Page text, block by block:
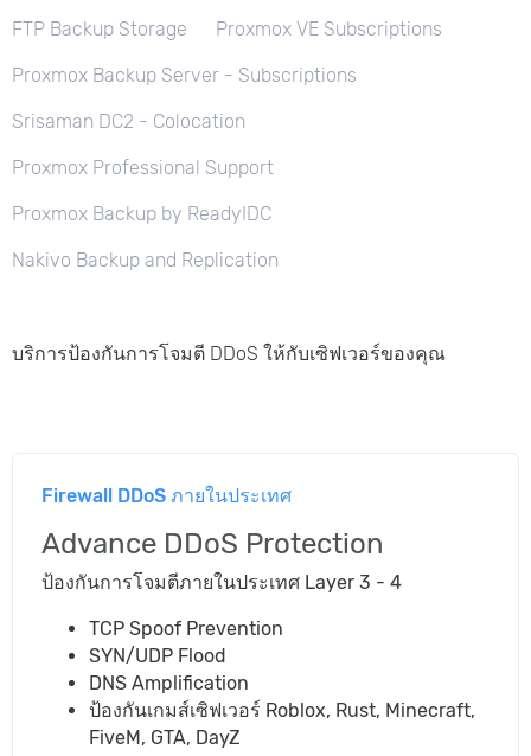
FTP Backup Storage Proxmox VE Subscriptions
Proxmox Backup Server - Subscriptions
Srisaman DC2 - Colocation
Proxmox Professional Support
Proxmox Backup by ReadyIDC
Nakivo Backup and Replication
บริการป้องกันการโจมตี DDoS ให้กับเซิฟเวอร์ของคุณ
Firewall DDoS ภายในประเทศ
Advance DDoS Protection
ป้องกันการโจมตีภายในประเทศ Layer 3 - 4
TCP Spoof Prevention
SYN/UDP Flood
DNS Amplification
ป้องกันเกมส์เซิฟเวอร์ Roblox, Rust, Minecraft,
FiveM, GTA, DayZ